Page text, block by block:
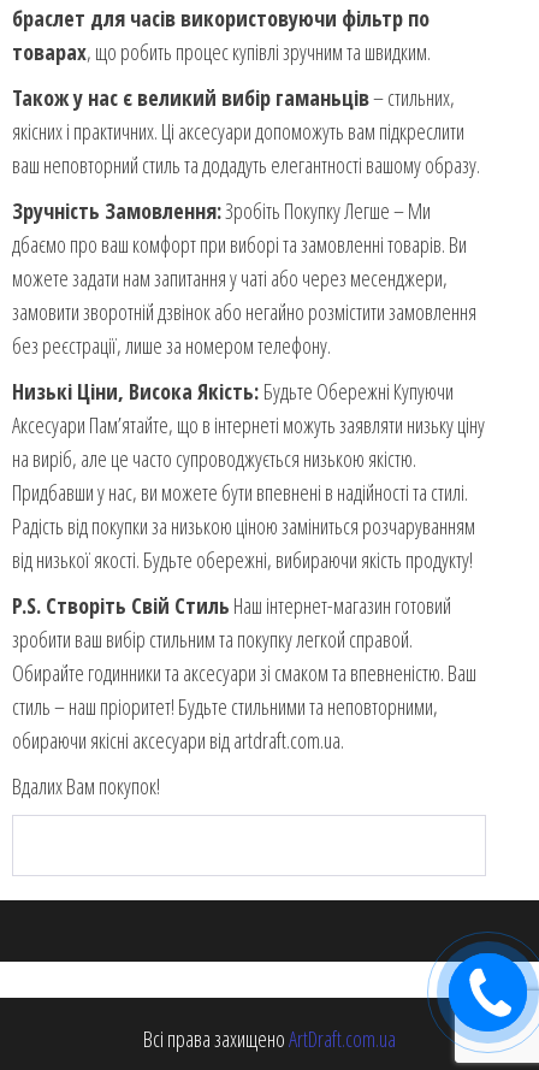
браслет для часів використовуючи фільтр по
товарах, що робить процес купівлі зручним та швидким.
Також у нас є великий вибір гаманьців– стильних,
якісних і практичних. Ці аксесуари допоможуть вам підкреслити
ваш неповторний стиль та додадуть елегантності вашому образу.
Зручність Замовлення:Зробіть Покупку Легше – Ми
дбаємо про ваш комфорт при виборі та замовленні товарів. Ви
можете задати нам запитання у чаті або через месенджери,
замовити зворотній дзвінок або негайно розмістити замовлення
без реєстрації, лише за номером телефону.
Низькі Ціни, Висока Якість: Будьте Обережні Купуючи
Аксесуари Пам’ятайте, що в інтернеті можуть заявляти низьку ціну
на виріб, але це часто супроводжується низькою якістю.
Придбавши у нас, ви можете бути впевнені в надійності та стилі.
Радість від покупки за низькою ціною заміниться розчаруванням
від низької якості. Будьте обережні, вибираючи якість продукту!
P.S. Створіть Свій Стиль Наш інтернет-магазин готовий
зробити ваш вибір стильним та покупку легкой справой.
Обирайте годинники та аксесуари зі смаком та впевненістю. Ваш
стиль – наш пріоритет! Будьте стильними та неповторними,
обираючи якісні аксесуари від artdraft.com.ua.
Вдалих Вам покупок!
Всі права захищеноArtDraft.com.ua
Замовити
дзвінок